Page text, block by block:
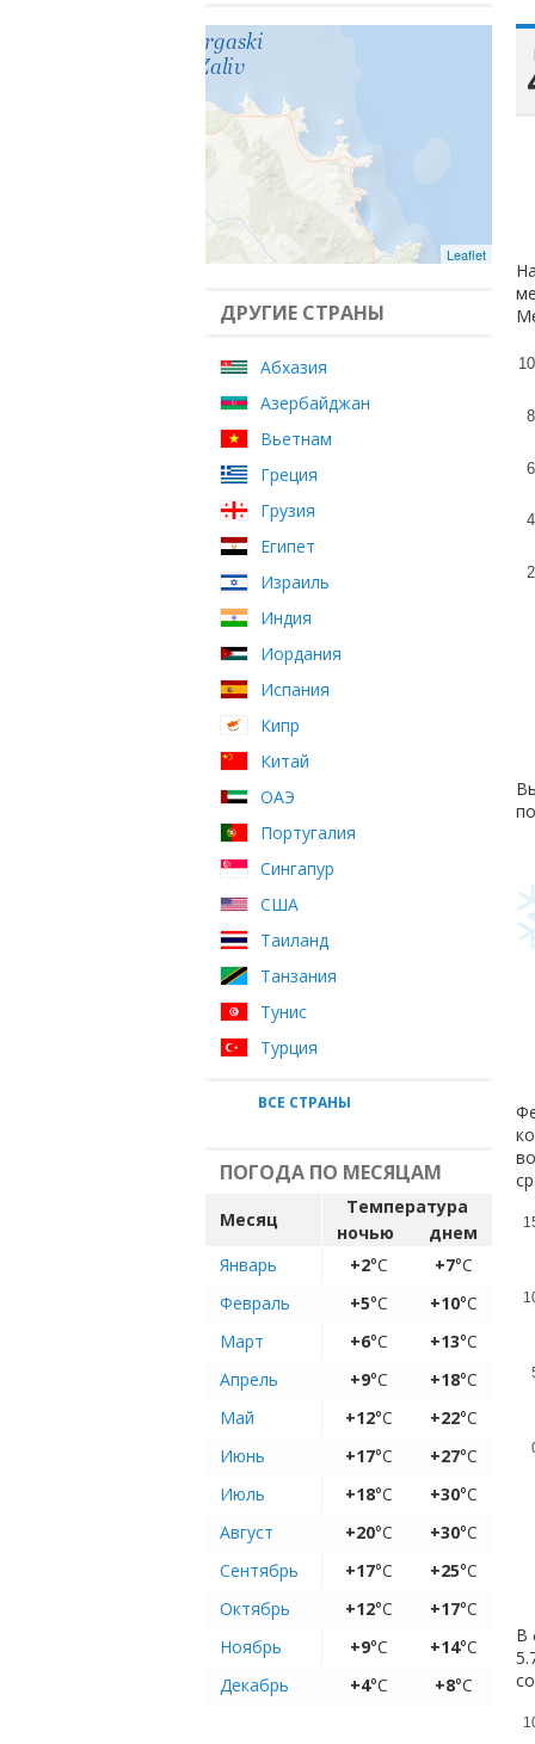
Leaflet
ДРУГИЕ СТРАНЫ
Абхазия
Азербайджан
Вьетнам
Греция
Грузия
Египет
Израиль
Индия
Иордания
Испания
Кипр
Китай
ОАЭ
Португалия
Сингапур
США
Таиланд
Танзания
Тунис
Турция
ВСЕ СТРАНЫ
ПОГОДА ПО МЕСЯЦАМ
Месяц
Температура
ночью
днем
Январь
+2°C +7°C
Февраль
+5°C +10°C
Март
+6°C +13°C
Апрель
+9°C +18°C
Май
+12°C +22°C
Июнь
+17°C +27°C
Июль
+18°C +30°C
Август
+20°C +30°C
Сентябрь
+17°C +25°C
Октябрь
+12°C +17°C
Ноябрь
+9°C +14°C
Декабрь
+4°C +8°C
В